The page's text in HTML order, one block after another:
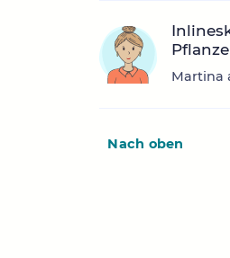
Martina
Nach oben